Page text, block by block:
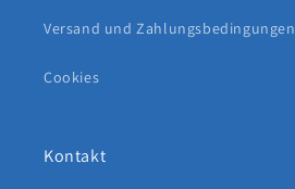
Versand und Zahlungsbedingungen
Cookies
Kontakt